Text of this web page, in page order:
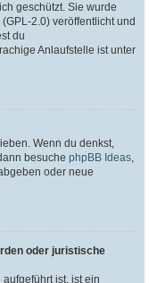
geschützt. Sie wurde
2.0) veröffentlicht und
du
Anlaufstelle ist unter
Wenn du denkst,
besuche phpBB Ideas,
oder neue
oder juristische
aufgeführt ist, ist ein